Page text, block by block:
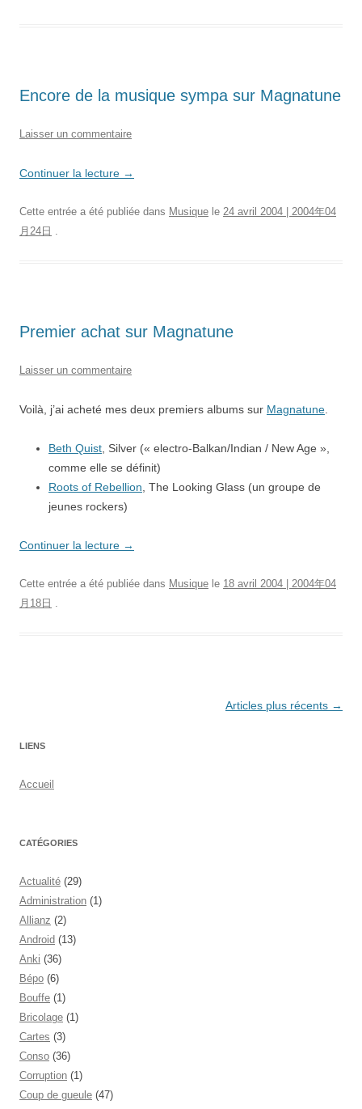
Encore de la musique sympa sur Magnatune
Laisser un commentaire
Continuer la lecture →
Cette entrée a été publiée dans Musique le 24 avril 2004 | 2004年04
月24日
Premier achat sur Magnatune
Laisser un commentaire
Voilà, j’ai acheté mes deux premiers albums sur Magnatune
Beth Quist , Silver (« electro-Balkan/Indian / New Age »,
comme elle se définit)
Roots of Rebellion , The Looking Glass (un groupe de
jeunes rockers)
Continuer la lecture →
Cette entrée a été publiée dans Musique le 18 avril 2004 | 2004年04
月18日
articles
Articles plus récents →
LIENS
Accueil
CATÉGORIES
Actualité (29)
Administration (1)
Allianz (2)
Android (13)
Anki (36)
Bépo (6)
Bouffe (1)
Bricolage (1)
Cartes (3)
Conso (36)
Corruption (1)
Coup de gueule (47)